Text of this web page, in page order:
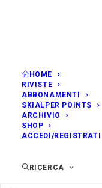
HOME
RIVISTE
ABBONAMENTI
SKIALPER POINTS
ARCHIVIO
SHOP
ACCEDI/REGISTRATI
RICERCA